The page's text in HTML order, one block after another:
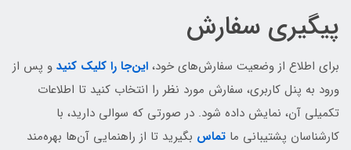
پیگیری سفارش
برای اطلاع از وضعیت سفارش‌های خود، این‌جا را کلیک کنید و پس از
ورود به پنل کاربری، سفارش مورد نظر را انتخاب کنید تا اطلاعات
تکمیلی آن، نمایش داده شود. در صورتی که سوالی دارید، با
کارشناسان پشتیبانی ما تماس بگیرید تا از راهنمایی آن‌ها بهره‌مند